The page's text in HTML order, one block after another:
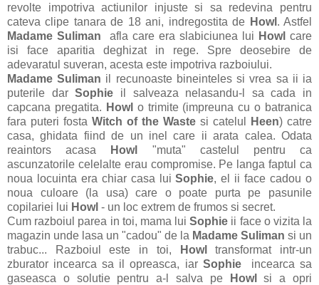
revolte impotriva actiunilor injuste si sa redevina pentru
cateva clipe tanara de 18 ani, indregostita de Howl . Astfel
Madame Suliman
afla care era slabiciunea lui Howl care
isi face aparitia deghizat in rege. Spre deosebire de
adevaratul suveran, acesta este impotriva razboiului.
Madame Suliman il recunoaste bineinteles si vrea sa ii ia
puterile darSophie il salveaza nelasandu-l sa cada in
capcana pregatita. Howl o trimite (impreuna cu o batranica
fara puteri fosta Witch of the Waste si catelul Heen) catre
casa, ghidata fiind de un inel care ii arata calea. Odata
reaintors acasa
Howl "muta"
castelul pentru ca
ascunzatorile celelalte erau compromise. Pe langa faptul ca
noua locuinta era chiar casa luiSophie, el ii face cadou o
noua culoare (la usa) care o poate purta pe pasunile
copilariei lui Howl - un loc extrem de frumos si secret.
Cum razboiul parea in toi, mama luiSophie ii face o vizita la
magazin unde lasa un "cadou" de la Madame Suliman si un
trabuc... Razboiul este in toi,
Howl
transformat intr-un
zburator incearca sa il opreasca, iar Sophie incearca sa
gaseasca o solutie pentru a-l salva pe
Howl
si a opri